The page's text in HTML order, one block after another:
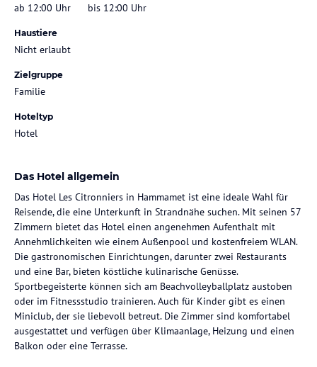
ab 12:00 Uhr bis 12:00 Uhr
Haustiere
Nicht erlaubt
Zielgruppe
Familie
Hoteltyp
Hotel
Das Hotel allgemein
Das Hotel Les Citronniers in Hammamet ist eine ideale Wahl für
Reisende, die eine Unterkunft in Strandnähe suchen. Mit seinen 57
Zimmern bietet das Hotel einen angenehmen Aufenthalt mit
Annehmlichkeiten wie einem Außenpool und kostenfreiem WLAN.
Die gastronomischen Einrichtungen, darunter zwei Restaurants
und eine Bar, bieten köstliche kulinarische Genüsse.
Sportbegeisterte können sich am Beachvolleyballplatz austoben
oder im Fitnessstudio trainieren. Auch für Kinder gibt es einen
Miniclub, der sie liebevoll betreut. Die Zimmer sind komfortabel
ausgestattet und verfügen über Klimaanlage, Heizung und einen
Balkon oder eine Terrasse.